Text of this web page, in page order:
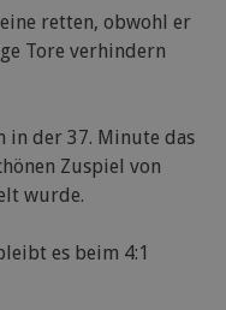
retten, obwohl er
Tore verhindern
in der 37. Minute das
Zuspiel von
wurde.
es beim 4:1